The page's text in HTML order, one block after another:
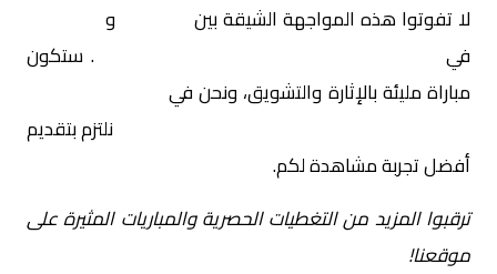
لا تفوتوا هذه المواجهة الشيقة بين و
في
. ستكون
مباراة مليئة بالإثارة والتشويق، ونحن في
نلتزم بتقديم
أفضل تجربة مشاهدة لكم.
ترقبوا المزيد من التغطيات الحصرية والمباريات المثيرة على
موقعنا!